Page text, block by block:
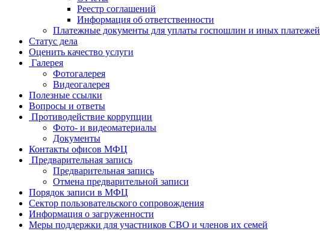
Реестр соглашений
Информация об ответственности
Платежные документы для уплаты госпошлин и иных платежей
Статус дела
Оценить качество услуги
Галерея
Фотогалерея
Видеогалерея
Полезные ссылки
Вопросы и ответы
Противодействие коррупции
Фото- и видеоматериалы
Документы
Контакты офисов МФЦ
Предварительная запись
Предварительная запись
Отмена предварительной записи
Порядок записи в МФЦ
Сектор пользовательского сопровождения
Информация о загруженности
Меры поддержки для участников СВО и членов их семей